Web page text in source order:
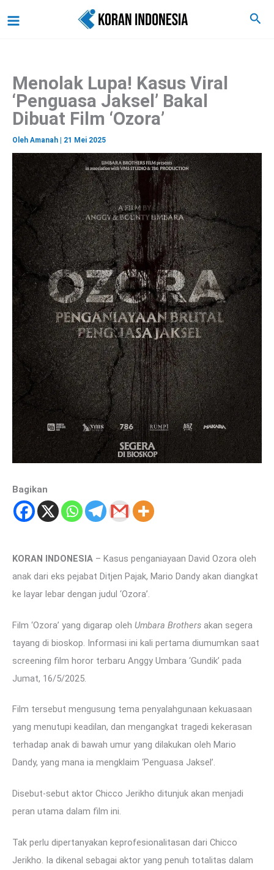
ke
Cari
Menolak Lupa! Kasus Viral
‘Penguasa Jaksel’ Bakal
Dibuat Film ‘Ozora’
Oleh Amanah 21 Mei 2025
Bagikan
KORAN INDONESIA – Kasus penganiayaan David Ozora oleh
anak dari eks pejabat Ditjen Pajak, Mario Dandy akan diangkat
ke layar lebar dengan judul ‘Ozora’.
Film ‘Ozora’ yang digarap oleh Umbara Brothers akan segera
tayang di bioskop. Informasi ini kali pertama diumumkan saat
screening film horor terbaru Anggy Umbara ‘Gundik’ pada
Jumat, 16/5/2025.
Film tersebut mengusung tema penyalahgunaan kekuasaan
yang menutupi keadilan, dan mengangkat tragedi kekerasan
terhadap anak di bawah umur yang dilakukan oleh Mario
Dandy, yang mana ia mengklaim ‘Penguasa Jaksel’.
Disebut-sebut aktor Chicco Jerikho ditunjuk akan menjadi
peran utama dalam film ini.
Tak perlu dipertanyakan keprofesionalitasan dari Chicco
Jerikho. Ia dikenal sebagai aktor yang penuh totalitas dalam
a